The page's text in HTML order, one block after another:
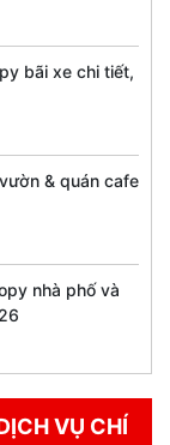
bãi xe chi tiết,
& quán cafe
nhà phố và
VỤ CHÍ